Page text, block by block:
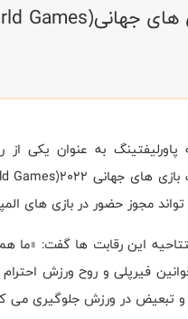
به عنوان یکی
های جهانی 2022(
Games
مجوز حضور در بازی های
این رقابت ها گفت: «ما
فیرپلی و روح ورزش
و تبعیض در ورزش جلوگیری می